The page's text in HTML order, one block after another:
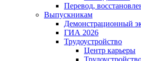
Перевод,
Выпускникам
Демонстрационный
ГИА 2026
Трудоустройство
Центр карьеры